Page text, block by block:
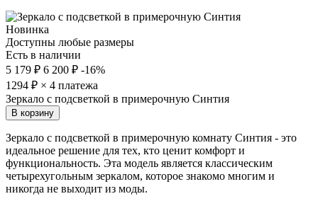
Новинка
Доступны любые размеры
Есть в наличии
5 179 ₽ 6 200 ₽ -16%
1294 ₽ × 4 платежа
Зеркало с подсветкой в примерочную Синтия
В корзину
Зеркало с подсветкой в примерочную комнату Синтия - это
идеальное решение для тех, кто ценит комфорт и
функциональность. Эта модель является классическим
четырехугольным зеркалом, которое знакомо многим и
никогда не выходит из моды.